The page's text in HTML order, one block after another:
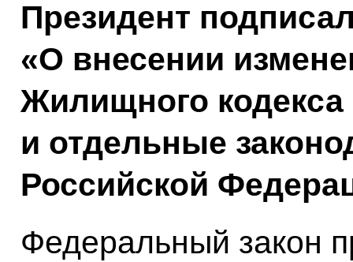
Президент
«О внесении
Жилищного
и отдельные
Российской
Федеральный закон